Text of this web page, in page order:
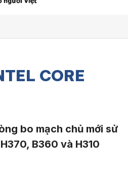
CORE
bo mạch chủ mới sử
B360 và H310